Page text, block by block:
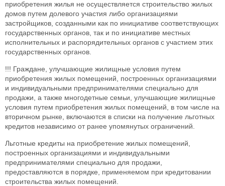
приобретения жилья не осуществляется строительство жилых
домов путем долевого участия либо организациями
застройщиков, созданными как по инициативе соответствующих
государственных органов, так и по инициативе местных
исполнительных и распорядительных органов с участием этих
государственных органов.
!!! Граждане, улучшающие жилищные условия путем
приобретения жилых помещений, построенных организациями
и индивидуальными предпринимателями специально для
продажи, а также многодетные семьи, улучшающие жилищные
условия путем приобретения жилых помещений, в том числе на
вторичном рынке, включаются в списки на получение льготных
кредитов независимо от ранее упомянутых ограничений.
Льготные кредиты на приобретение жилых помещений,
построенных организациями и индивидуальными
предпринимателями специально для продажи,
предоставляются в порядке, применяемом при кредитовании
строительства жилых помещений.